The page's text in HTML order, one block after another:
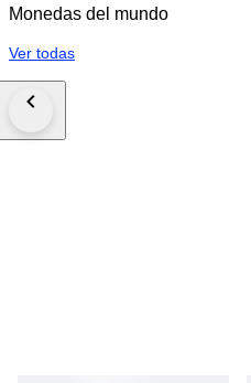
Monedas del mundo
Ver todas